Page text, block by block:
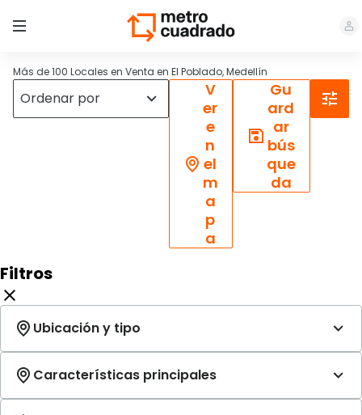
Más de 100 Locales en Venta en El Poblado, Medellín
V
er
e
n
el
m
a
p
a
Gu
ard
ar
bús
que
da
Filtros